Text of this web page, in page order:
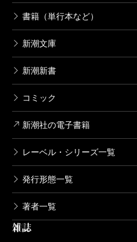
書籍（単行本など）
新潮文庫
新潮新書
コミック
新潮社の電子書籍
レーベル・シリーズ一覧
発行形態一覧
著者一覧
雑誌